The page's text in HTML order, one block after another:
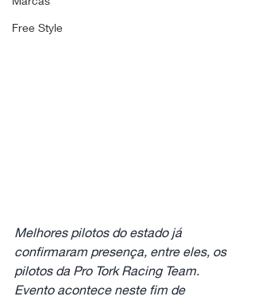
Free Style
Melhores pilotos do estado já
confirmaram presença, entre eles, os
pilotos da Pro Tork Racing Team.
Evento acontece neste fim de